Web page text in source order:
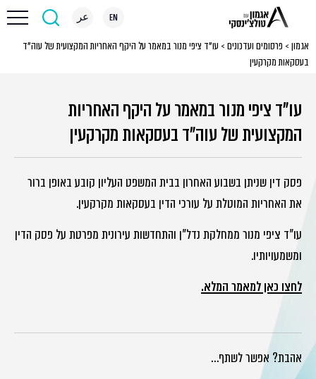
EN عر
אגמון > פרסומים ועדכונים > עו”ד ציפי מנור במאמר על היקף האחריות המקצועית של עוה”ד
בעסקאות מקרקעין
עו"ד ציפי מנור במאמר על היקף האחריות
המקצועית של עוה"ד בעסקאות מקרקעין
פסק דין שניתן בשבוע האחרון בבית המשפט העליון קובע באופן ברור
את האחריות המוטלת על עורכי הדין בעסקאות מקרקעין.
עו"ד ציפי מנור ממחלקת נדל"ן והתחדשות עירונית מפרטת על פסק הדין
ומשמעויותיו.
לחצו כאן למאמר המלא.
אהבת? אפשר לשתף…